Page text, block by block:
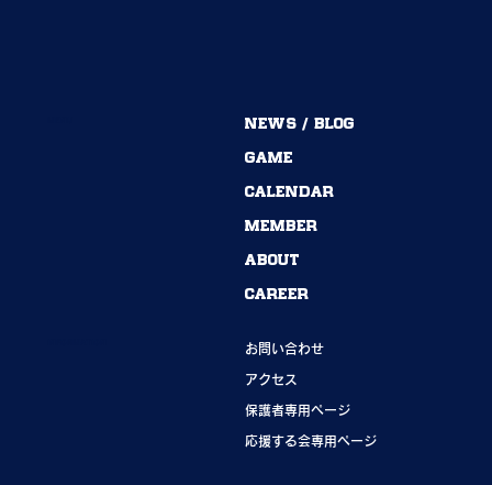
54期→55期｜ありがとうございました！
お問い合わせ
アクセス
保護者専用ページ
応援する会専用ページ
NEWS / BLOG
GAME
CALENDAR
MEMBER
ABOUT
CAREER